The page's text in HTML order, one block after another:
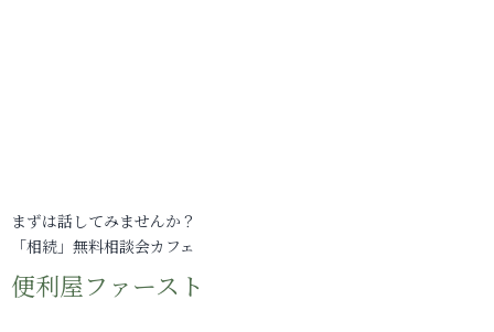
まずは話してみませんか？
「相続」無料相談会カフェ
便利屋ファースト